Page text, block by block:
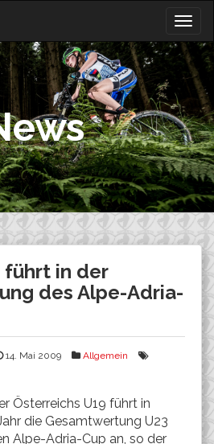
führt in der
des Alpe-Adria-
14. Mai 2009 Allgemein
Österreichs U19 führt in
die Gesamtwertung U23
Alpe-Adria-Cup an, so der